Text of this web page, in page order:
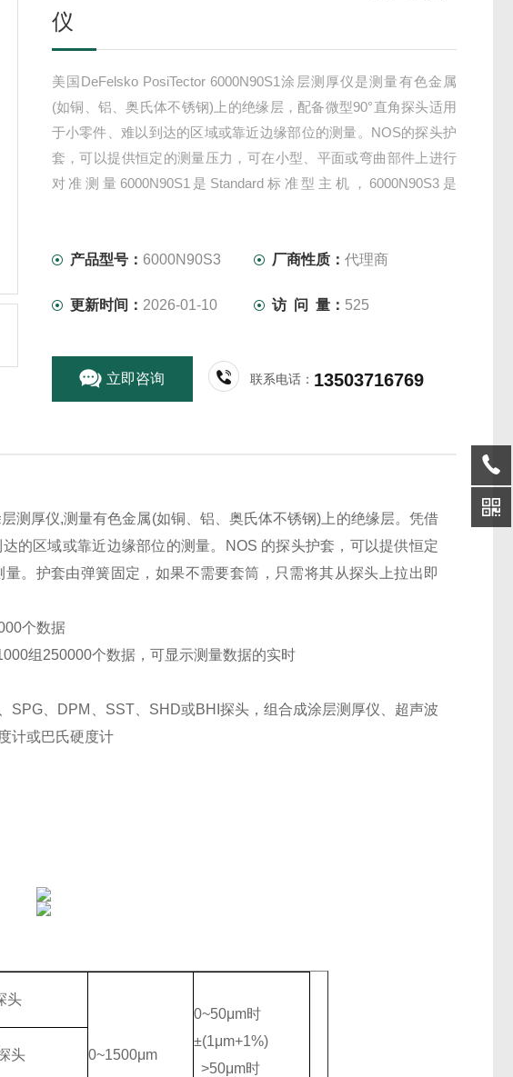
仪
美国DeFelsko PosiTector 6000N90S1涂层测厚仪是测量有色金属
(如铜、铝、奥氏体不锈钢)上的绝缘层，配备微型90°直角探头适用
于小零件、难以到达的区域或靠近边缘部位的测量。NOS的探头护
套，可以提供恒定的测量压力，可在小型、平面或弯曲部件上进行
对准测量6000N90S1是Standard标准型主机，6000N90S3是
产品型号： 6000N90S3 厂商性质：代理商
更新时间： 2026-01-10 访 问 量： 525
立即咨询 联系电话： 13503716769
测厚仪,测量有色金属(如铜、铝、奥氏体不锈钢)上的绝缘层。凭借
的区域或靠近边缘部位的测量。NOS 的探头护套，可以提供恒定
。护套由弹簧固定，如果不需要套筒，只需将其从探头上拉出即
个数据
组250000个数据，可显示测量数据的实时
SPG、DPM、SST、SHD或BHI探头，组合成涂层测厚仪、超声波
计或巴氏硬度计
头
0~1500μm
0~50μm时
±(1μm+1%)
>50μm时
头